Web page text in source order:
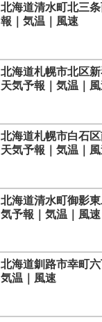
北海道清水町北三
報｜気温｜風速
北海道札幌市北区
天気予報｜気温｜風
北海道札幌市白石
天気予報｜気温｜風
北海道清水町御影
気予報｜気温｜風速
北海道釧路市幸町六
気温｜風速